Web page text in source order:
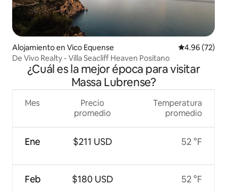
Alojamiento en Vico Equense Calificación
4.96 (72)
De Vivo Realty - Villa Seacliff Heaven Positano
¿Cuál es la mejor época para visitar
Massa Lubrense?
Mes
Ene
Feb
Precio
promedio
$211 USD
$180 USD
Temperatura
promedio
52 °F
52 °F